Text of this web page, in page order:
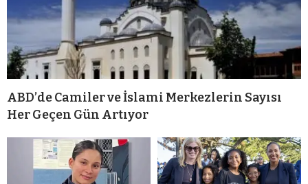
ABD’de Camiler ve İslami Merkezlerin Sayısı
Her Geçen Gün Artıyor